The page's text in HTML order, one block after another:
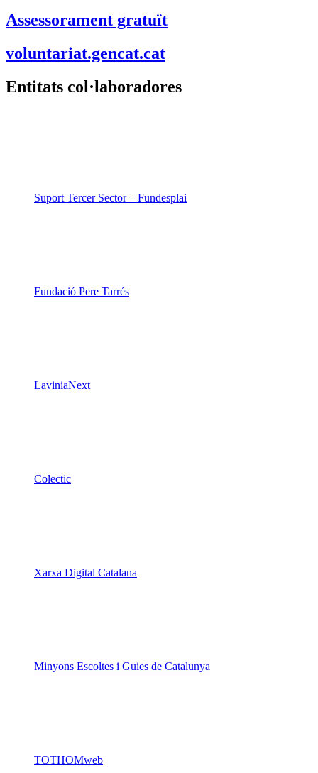
Assessorament gratuït
voluntariat.gencat.cat
Entitats col·laboradores
Suport Tercer Sector – Fundesplai
Fundació Pere Tarrés
LaviniaNext
Colectic
Xarxa Digital Catalana
Minyons Escoltes i Guies de Catalunya
TOTHOMweb